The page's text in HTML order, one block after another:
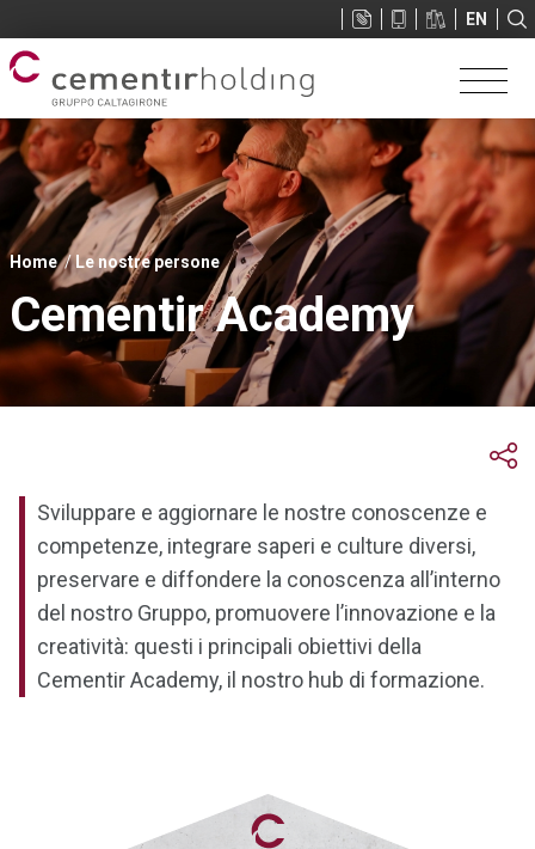
Tu
sei
qui
Home Le nostre persone
Cementir Academy
Sviluppare e aggiornare le nostre conoscenze e
competenze, integrare saperi e culture diversi,
preservare e diffondere la conoscenza all’interno
del nostro Gruppo, promuovere l’innovazione e la
creatività: questi i principali obiettivi della
Cementir Academy, il nostro hub di formazione.
Sup
EN